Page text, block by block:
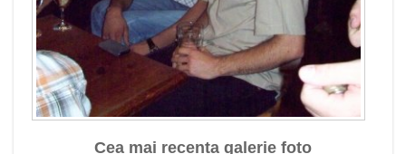
Cea mai recenta galerie foto